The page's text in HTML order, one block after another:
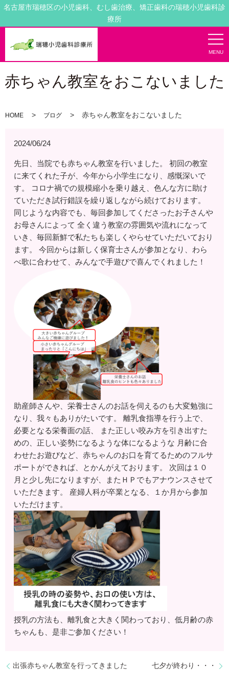
名古屋市瑞穂区の小児歯科、むし歯治療、矯正歯科の瑞穂小児歯科診
療所
MENU
赤ちゃん教室をおこないました
HOME ブログ 赤ちゃん教室をおこないました
2024/06/24
先日、当院でも赤ちゃん教室を行いました。 初回の教室
に来てくれた子が、今年から小学生になり、感慨深いで
す。 コロナ禍での規模縮小を乗り越え、色んな方に助け
ていただき試行錯誤を繰り返しながら続けております。
同じような内容でも、毎回参加してくださったお子さんや
お母さんによって 全く違う教室の雰囲気や流れになって
いき、毎回新鮮で私たちも楽しくやらせていただいており
ます。 今回からは新しく保育士さんが参加となり、わら
べ歌に合わせて、みんなで手遊びで喜んでくれました！
助産師さんや、栄養士さんのお話を伺えるのも大変勉強に
なり、我々もありがたいです。 離乳食指導を行う上で、
必要となる栄養面の話、 また正しい咬み方を引き出すた
めの、正しい姿勢になるような体になるような 月齢に合
わせたお遊びなど、赤ちゃんのお口を育てるためのフルサ
ポートができれば、とかんがえております。 次回は１０
月と少し先になりますが、またＨＰでもアナウンスさせて
いただきます。 産婦人科が卒業となる、１か月から参加
いただけます。
授乳の方法も、離乳食と大きく関わっており、低月齢の赤
ちゃんも、是非ご参加ください！
出張赤ちゃん教室を行ってきました 七夕が終わり・・・